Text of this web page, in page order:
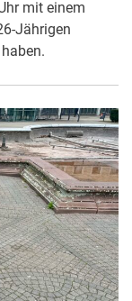
mit einem
Jährigen